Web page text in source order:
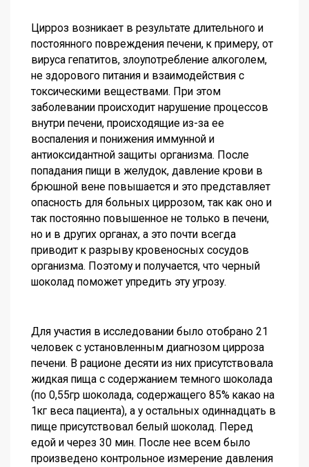
Цирроз возникает в результате длительного и
постоянного повреждения печени, к примеру, от
вируса гепатитов, злоупотребление алкоголем,
не здорового питания и взаимодействия с
токсическими веществами. При этом
заболевании происходит нарушение процессов
внутри печени, происходящие из-за ее
воспаления и понижения иммунной и
антиоксидантной защиты организма. После
попадания пищи в желудок, давление крови в
брюшной вене повышается и это представляет
опасность для больных циррозом, так как оно и
так постоянно повышенное не только в печени,
но и в других органах, а это почти всегда
приводит к разрыву кровеносных сосудов
организма. Поэтому и получается, что черный
шоколад поможет упредить эту угрозу.
Для участия в исследовании было отобрано 21
человек с установленным диагнозом цирроза
печени. В рационе десяти из них присутствовала
жидкая пища с содержанием темного шоколада
(по 0,55гр шоколада, содержащего 85% какао на
1кг веса пациента), а у остальных одиннадцать в
пище присутствовал белый шоколад. Перед
едой и через 30 мин. После нее всем было
произведено контрольное измерение давления